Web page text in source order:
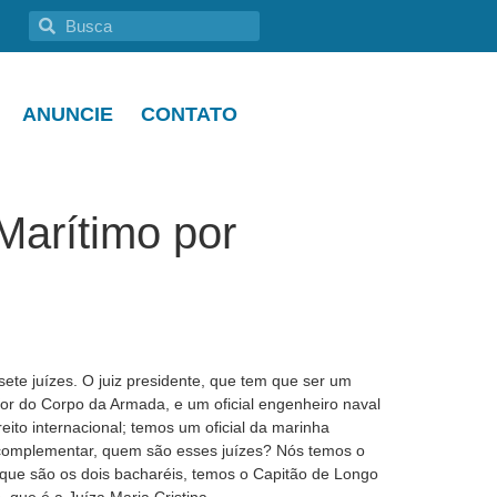
ANUNCIE CONTATO
por
juízes. O juiz presidente, que tem que ser um
do Corpo da Armada, e um oficial engenheiro naval
internacional; temos um oficial da marinha
quem são esses juízes? Nós temos o
são os dois bacharéis, temos o Capitão de Longo